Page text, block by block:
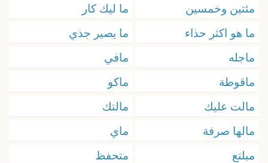
مئتين وخمسين
ما ليك كار
ما هو اكثر حذاء
ما يصير جذي
ماجله
مافي
ماقوطة
ماكو
مالت عليك
مالتك
مالها صرفة
ماي
مبلتع
متحفظ